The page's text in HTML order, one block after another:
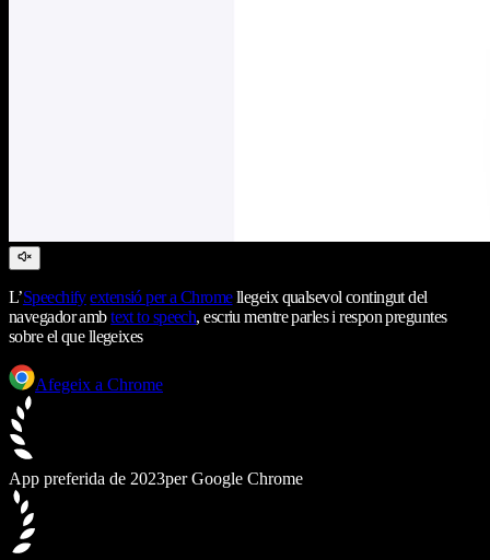
L’Speechify extensió per a Chromellegeix qualsevol contingut del
navegador ambtext to speech, escriu mentre parles i respon preguntes
sobre el que llegeixes
Afegeix a Chrome
App preferida de 2023per Google Chrome